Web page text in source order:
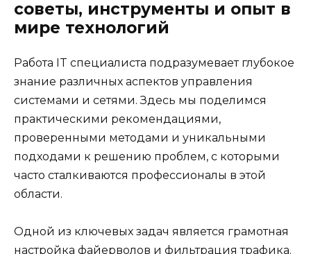
советы, инструменты и опыт в
мире технологий
Работа IT специалиста подразумевает глубокое
знание различных аспектов управления
системами и сетями. Здесь мы поделимся
практическими рекомендациями,
проверенными методами и уникальными
подходами к решению проблем, с которыми
часто сталкиваются профессионалы в этой
области.
Одной из ключевых задач является грамотная
настройка файерволов и фильтрация трафика.